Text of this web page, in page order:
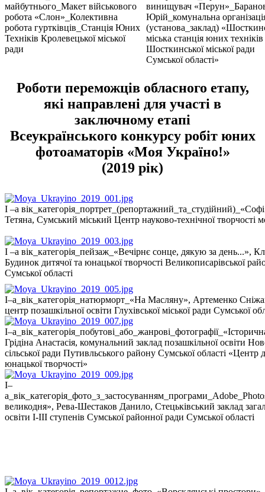
майбутнього_Макет військового
робота «Слон»_Колективна
робота гуртківців_Станція Юних
Техніків Кролевецької міської
ради
винищувач
Юрій_комунальна
(установа_заклад)
міська станція юних техніків
Шосткинської міської ради
Сумської області»
Роботи переможців обласного етапу,
які направлені для участі в
заключному етапі
Всеукраїнського конкурсу робіт юних
фотоаматорів «Моя Україно!»
(2019 рік)
І –а
Тетяна, Сумський міський Центр науково-технічної творчості
І –а вік_категорія_пейзаж_«Вечірнє сонце, дякую за день...»,
Будинок дитячої та юнацької творчості Великописарівської
Сумської області
І–а_вік_категорія_натюрморт_«На Масляну», Артеменко
центр позашкільної освіти Глухівської міської ради Сумської
Грідіна Анастасія, комунальний заклад позашкільної освіти
сільської ради Путивльського району Сумської області «Центр
юнацької творчості»
І–
великодня», Рева-Шестаков Данило, Стецьківський заклад
освіти І-ІІІ ступенів Сумської районної ради Сумської області